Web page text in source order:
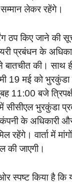
लेकर रहेंगे।
ठप किए जाने की
प्रबंधन के
से बातचीत की। साथ
19 मई को भुरकुंडा
11:00 बजे
सीसीएल भुरकुंडा
के अधिकारी और
रहेंगे। वार्ता में
की जाएगी।
स्पष्ट किया है कि